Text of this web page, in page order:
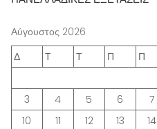
Αύγουστος 2026
Δ
Τ Τ Π Π
3
4 5 6 7
10
11 12 13 14